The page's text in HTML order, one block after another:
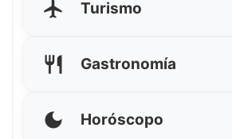
Turismo
Gastronomía
Horóscopo